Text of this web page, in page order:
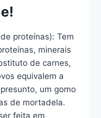
proteínas): Tem
minerais
de carnes,
equivalem a
um gomo
de mortadela.
feita em